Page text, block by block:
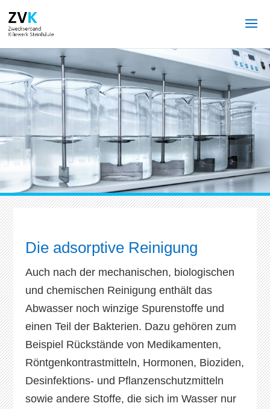
Die adsorptive Reinigung
Auch nach der mechanischen, biologischen
und chemischen Reinigung enthält das
Abwasser noch winzige Spurenstoffe und
einen Teil der Bakterien. Dazu gehören zum
Beispiel Rückstände von Medikamenten,
Röntgenkontrastmitteln, Hormonen, Bioziden,
Desinfektions- und Pflanzenschutzmitteln
sowie andere Stoffe, die sich im Wasser nur